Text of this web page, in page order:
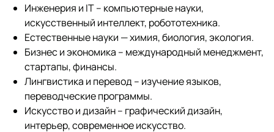
Инженерия и IT – компьютерные науки,
искусственный интеллект, робототехника.
Естественные науки — химия, биология, экология.
Бизнес и экономика – международный менеджмент,
стартапы, финансы.
Лингвистика и перевод – изучение языков,
переводческие программы.
Искусство и дизайн – графический дизайн,
интерьер, современное искусство.